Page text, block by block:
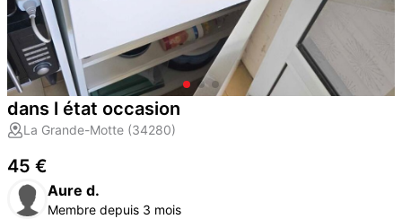
dans l état occasion
La Grande-Motte (34280)
45 €
Aure d.
Membre depuis 3 mois